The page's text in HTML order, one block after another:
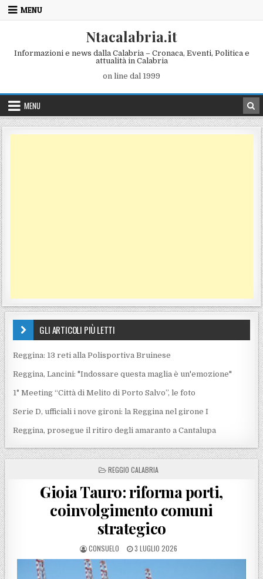
Skip to content
MENU
Ntacalabria.it
Informazioni e news dalla Calabria – Cronaca, Eventi, Politica e
attualità in Calabria
on line dal 1999
MENU
GLI ARTICOLI PIÙ LETTI
Reggina: 13 reti alla Polisportiva Bruinese
Reggina, Lancini: "Indossare questa maglia è un'emozione"
1° Meeting “Città di Melito di Porto Salvo”, le foto
Serie D, ufficiali i nove gironi: la Reggina nel girone I
Reggina, prosegue il ritiro degli amaranto a Cantalupa
POSTED IN
REGGIO CALABRIA
Gioia Tauro: riforma porti,
coinvolgimento comuni
strategico
POSTED BY
CONSUELO POSTED ON
3 LUGLIO 2026